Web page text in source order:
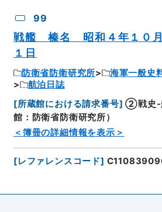
99
戦艦 榛名 昭和４年１０月
１日
防衛省防衛研究所 海軍一般史
航泊日誌
[所蔵館における請求番号] ②戦史-
館：防衛省防衛研究所）
＜簿冊の詳細情報を表示＞
[レファレンスコード]